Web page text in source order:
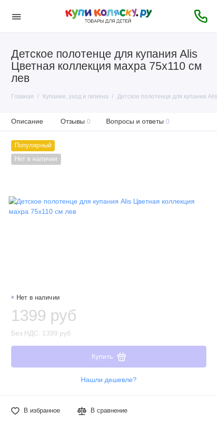
Детское полотенце для купания Alis
Цветная коллекция махра 75х110 см
лев
Главная Купание, уход и гигиена Детское полотенце для купания
Описание Отзывы 0 Вопросы и ответы 0
Популярный
Нет в наличии
Нет в наличии
1399 руб
Без НДС: 1399 руб
Купить
Нашли дешевле?
В избранное В сравнение